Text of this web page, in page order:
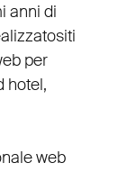
anni di
siti
per
hotel,
web